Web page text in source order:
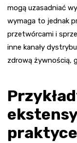
mogą uzasadniać
wymaga to jednak
przetwórcami i
inne kanały
zdrową żywnością,
praktyce